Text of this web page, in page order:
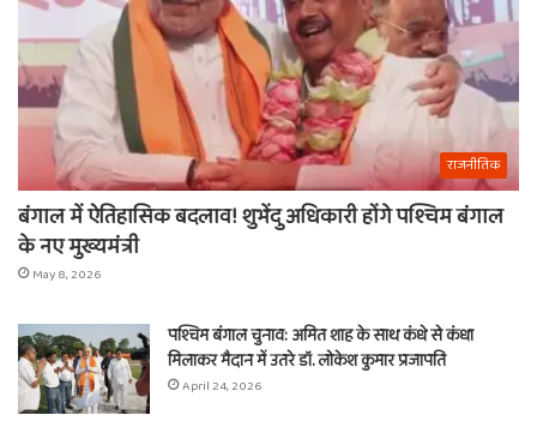
राजनीतिक
बंगाल में ऐतिहासिक बदलाव! शुभेंदु अधिकारी होंगे पश्चिम बंगाल
के नए मुख्यमंत्री
May 8, 2026
पश्चिम बंगाल चुनाव: अमित शाह के साथ कंधे से कंधा
मिलाकर मैदान में उतरे डॉ. लोकेश कुमार प्रजापति
April 24, 2026